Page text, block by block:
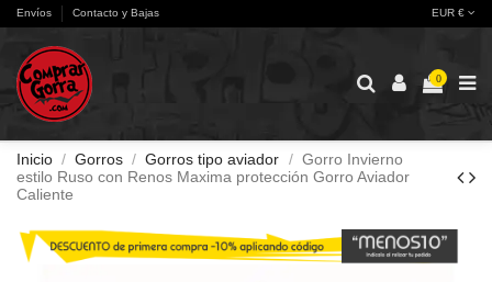
Envíos Contacto y Bajas EUR €
0
Inicio Gorros Gorros tipo aviador
Gorro Invierno
estilo Ruso con Renos Maxima protección Gorro Aviador
Caliente